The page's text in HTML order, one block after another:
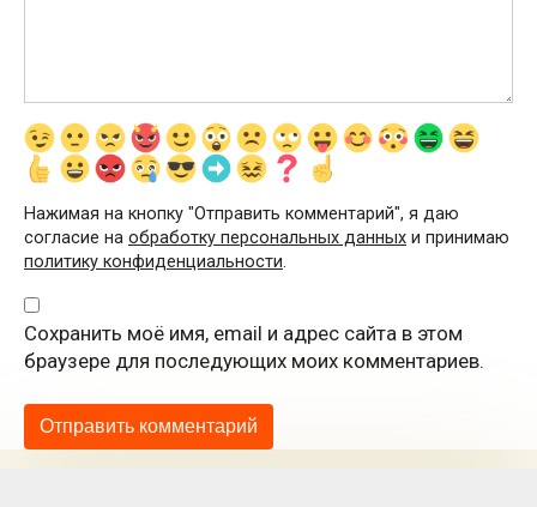
Нажимая на кнопку "Отправить комментарий", я даю
согласие на обработку персональных данных и принимаю
политику конфиденциальности.
Сохранить моё имя, email и адрес сайта в этом
браузере для последующих моих комментариев.